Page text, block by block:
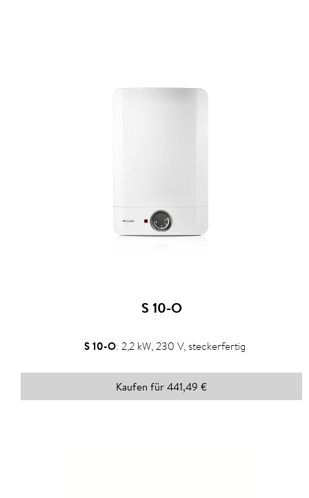
S 10-O
S 10-O: 2,2 kW, 230 V, steckerfertig
Kaufen für 441,49 €